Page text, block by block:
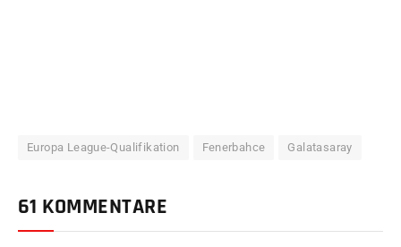
Europa League-Qualifikation Fenerbahce Galatasaray
61 KOMMENTARE